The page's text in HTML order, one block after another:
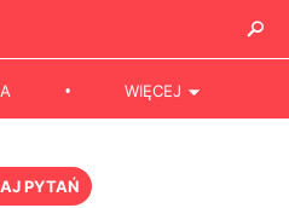
WIĘCEJ
PYTAŃ